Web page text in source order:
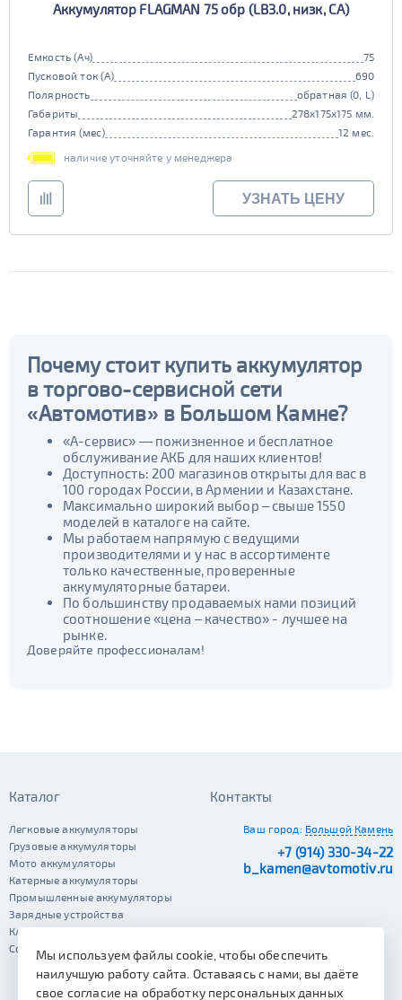
Аккумулятор FLAGMAN 75 обр (LB3.0, низк, CA)
Емкость (Ач)
75
Пусковой ток (А)
690
Полярность
обратная (0, L)
Габариты
278x175x175 мм.
Гарантия (мес)
12 мес.
наличие уточняйте у менеджера
УЗНАТЬ ЦЕНУ
Почему стоит купить аккумулятор
в торгово-сервисной сети
«Автомотив» в Большом Камне?
«А-сервис» — пожизненное и бесплатное
обслуживание АКБ для наших клиентов!
Доступность: 200 магазинов открыты для вас в
100 городах России, в Армении и Казахстане.
Максимально широкий выбор – свыше 1550
моделей в каталоге на сайте.
Мы работаем напрямую с ведущими
производителями и у нас в ассортименте
только качественные, проверенные
аккумуляторные батареи.
По большинству продаваемых нами позиций
соотношение «цена – качество» - лучшее на
рынке.
Доверяйте профессионалам!
Каталог
Легковые аккумуляторы
Грузовые аккумуляторы
Мото аккумуляторы
Катерные аккумуляторы
Промышленные аккумуляторы
Зарядные устройства
Клеммы
Сопутствующие автотовары
Контакты
Ваш город: Большой Камень
+7 (914) 330-34-22
b_kamen@avtomotiv.ru
Мы используем файлы cookie, чтобы обеспечить
наилучшую работу сайта. Оставаясь с нами, вы даёте
свое согласие на обработку персональных данных